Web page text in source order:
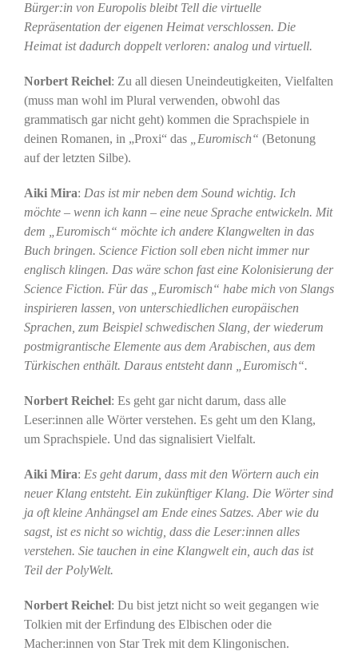
Bürger:in von Europolis bleibt Tell die virtuelle
Repräsentation der eigenen Heimat verschlossen. Die
Heimat ist dadurch doppelt verloren: analog und virtuell.
Norbert Reichel: Zu all diesen Uneindeutigkeiten, Vielfalten
(muss man wohl im Plural verwenden, obwohl das
grammatisch gar nicht geht) kommen die Sprachspiele in
deinen Romanen, in „Proxi“ das
„Euromisch“ (Betonung
auf der letzten Silbe).
Aiki Mira: Das ist mir neben dem Sound wichtig. Ich
möchte – wenn ich kann – eine neue Sprache entwickeln. Mit
dem „Euromisch“ möchte ich andere Klangwelten in das
Buch bringen. Science Fiction soll eben nicht immer nur
englisch klingen. Das wäre schon fast eine Kolonisierung der
Science Fiction. Für das „Euromisch“ habe mich von Slangs
inspirieren lassen, von unterschiedlichen europäischen
Sprachen, zum Beispiel schwedischen Slang, der wiederum
postmigrantische Elemente aus dem Arabischen, aus dem
Türkischen enthält. Daraus entsteht dann „Euromisch“.
Norbert Reichel: Es geht gar nicht darum, dass alle
Leser:innen alle Wörter verstehen. Es geht um den Klang,
um Sprachspiele. Und das signalisiert Vielfalt.
Aiki Mira: Es geht darum, dass mit den Wörtern auch ein
neuer Klang entsteht. Ein zukünftiger Klang. Die Wörter sind
ja oft kleine Anhängsel am Ende eines Satzes. Aber wie du
sagst, ist es nicht so wichtig, dass die Leser:innen alles
verstehen. Sie tauchen in eine Klangwelt ein, auch das ist
Teil der PolyWelt.
Norbert Reichel: Du bist jetzt nicht so weit gegangen wie
Tolkien mit der Erfindung des Elbischen oder die
Macher:innen von Star Trek mit dem Klingonischen.